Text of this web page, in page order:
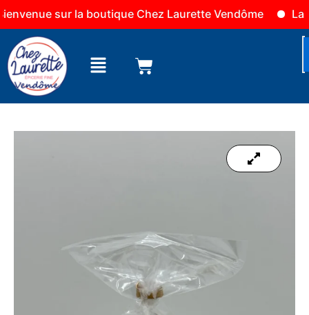
sur la boutique Chez Laurette Vendôme La
Aller
contenu
Menu